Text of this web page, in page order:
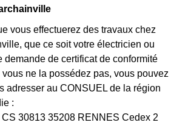
vous effectuerez des travaux chez
que ce soit votre électricien ou
demande de certificat de conformité
ne la possédez pas, vous pouvez
adresser au CONSUEL de la région
:
30813 35208 RENNES Cedex 2